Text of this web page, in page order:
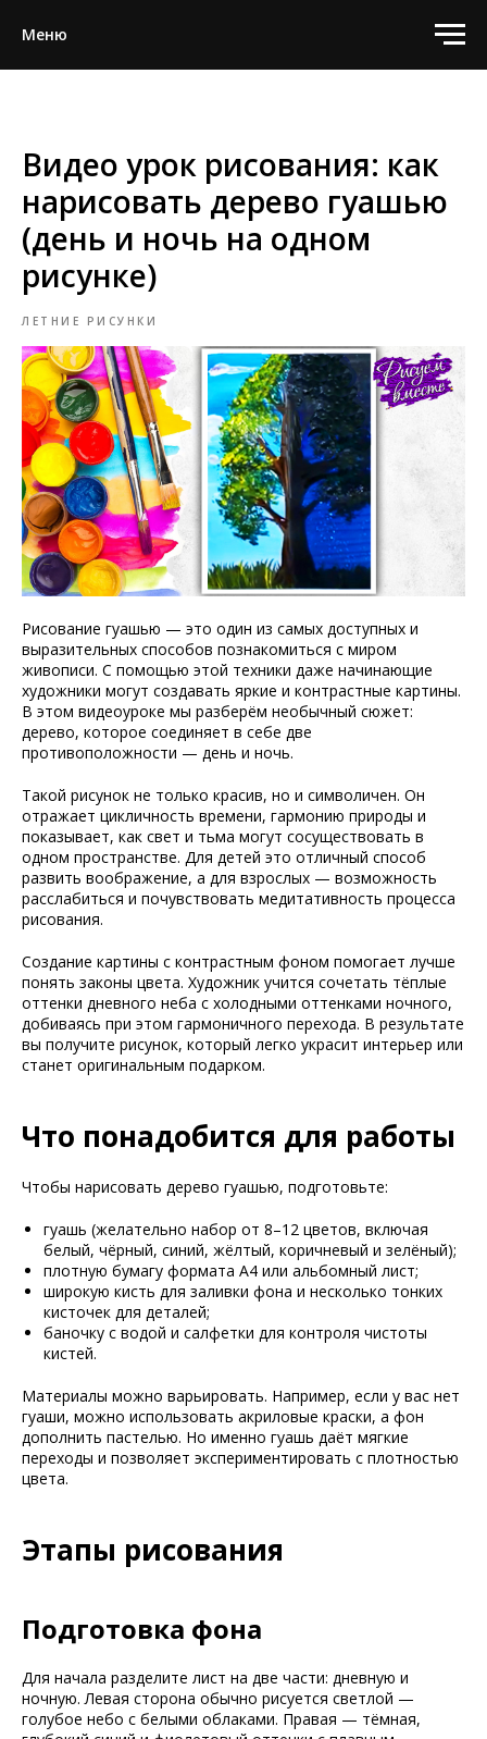
Меню
Видео урок рисования: как
нарисовать дерево гуашью
(день и ночь на одном
рисунке)
ЛЕТНИЕ РИСУНКИ
Рисование гуашью — это один из самых доступных и
выразительных способов познакомиться с миром
живописи. С помощью этой техники даже начинающие
художники могут создавать яркие и контрастные картины.
В этом видеоуроке мы разберём необычный сюжет:
дерево, которое соединяет в себе две
противоположности — день и ночь.
Такой рисунок не только красив, но и символичен. Он
отражает цикличность времени, гармонию природы и
показывает, как свет и тьма могут сосуществовать в
одном пространстве. Для детей это отличный способ
развить воображение, а для взрослых — возможность
расслабиться и почувствовать медитативность процесса
рисования.
Создание картины с контрастным фоном помогает лучше
понять законы цвета. Художник учится сочетать тёплые
оттенки дневного неба с холодными оттенками ночного,
добиваясь при этом гармоничного перехода. В результате
вы получите рисунок, который легко украсит интерьер или
станет оригинальным подарком.
Что понадобится для работы
Чтобы нарисовать дерево гуашью, подготовьте:
гуашь (желательно набор от 8–12 цветов, включая
белый, чёрный, синий, жёлтый, коричневый и зелёный);
плотную бумагу формата А4 или альбомный лист;
широкую кисть для заливки фона и несколько тонких
кисточек для деталей;
баночку с водой и салфетки для контроля чистоты
кистей.
Материалы можно варьировать. Например, если у вас нет
гуаши, можно использовать акриловые краски, а фон
дополнить пастелью. Но именно гуашь даёт мягкие
переходы и позволяет экспериментировать с плотностью
цвета.
Этапы рисования
Подготовка фона
Для начала разделите лист на две части: дневную и
ночную. Левая сторона обычно рисуется светлой —
голубое небо с белыми облаками. Правая — тёмная,